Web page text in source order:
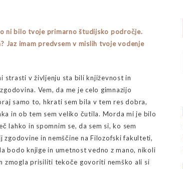
ni bilo tvoje primarno študijsko področje.
Jaz imam predvsem v mislih tvoje vodenje
strasti v življenju sta bili književnost in
Vem, da me je celo gimnazijo
samo to, hkrati sem bila v tem res dobra,
in ob tem sem veliko čutila. Morda mi je bilo
lahko in spomnim se, da sem si, ko sem
zgodovine in nemščine na Filozofski fakulteti,
bodo knjige in umetnost vedno z mano, nikoli
zmogla prisiliti tekoče govoriti nemško ali si